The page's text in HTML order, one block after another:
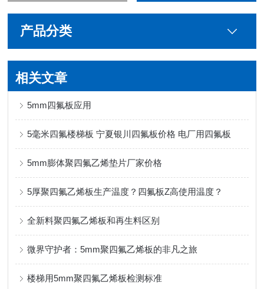
产品分类
相关文章
5mm四氟板应用
5毫米四氟楼梯板 宁夏银川四氟板价格 电厂用四氟板
5mm膨体聚四氟乙烯垫片厂家价格
5厚聚四氟乙烯板生产温度？四氟板Z高使用温度？
全新料聚四氟乙烯板和再生料区别
微界守护者：5mm聚四氟乙烯板的非凡之旅
楼梯用5mm聚四氟乙烯板检测标准